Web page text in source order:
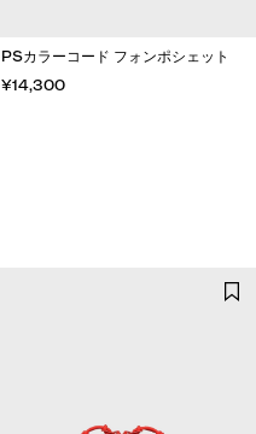
PSカラーコード フォンポシェット
¥14,300